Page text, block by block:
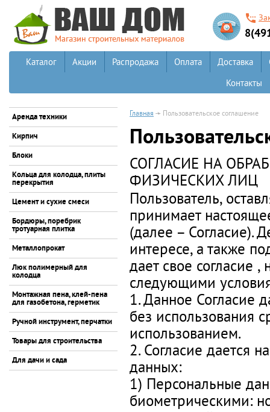
Каталог Акции Распродажа Оплата Доставка
Контакты
Аренда техники
Кирпич
Блоки
Кольца для колодца, плиты
перекрытия
Цемент и сухие смеси
Бордюры, поребрик
тротуарная плитка
Металлопрокат
Люк полимерный для
колодца
Монтажная пена, клей-пена
для газобетона, герметик
Ручной инструмент, перчатки
Товары для строительства
Для дачи и сада
Главная Пользовательское соглашение
СОГЛАСИЕ НА
ФИЗИЧЕСКИХ ЛИЦ
Пользователь,
принимает
(далее – Согласие).
интересе, а также
дает свое согласие
следующими
1. Данное Согласие
без использования
использованием.
2. Согласие дается
данных:
1) Персональные
биометрическими: